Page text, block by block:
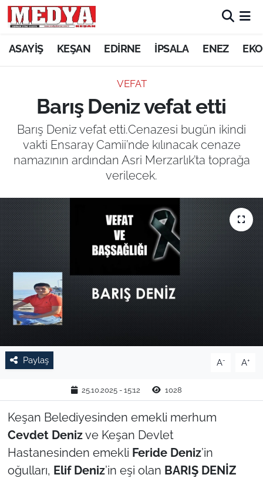
ASAYİŞ KEŞAN EDİRNE İPSALA ENEZ
VEFAT
Barış Deniz vefat etti
Barış Deniz vefat etti.Cenazesi bugün ikindi
vakti Ensaray Camii’nde kılınacak cenaze
namazının ardından Asri Merzarlık’ta toprağa
verilecek.
Paylaş A- A+
25.10.2025 - 15:12 1028
Keşan Belediyesinden emekli merhum
Cevdet Denizve Keşan Devlet
Hastanesinden emekli Feride Deniz’in
oğulları, Elif Deniz’in eşi olan BARIŞ DENİZ
KEŞAN
ASAYİŞ
SİYASET
GÜNDEM
EKONOMİ
SAĞLIK
EĞİTİM
TARIM VE HAYVANCILIK
KÜLTÜR SANAT
RESMİ İLAN
EDİRNE
TEKİRDAĞ